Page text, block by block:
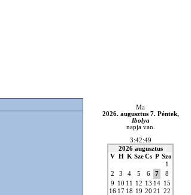
Ma
2026. augusztus 7. Péntek,
Ibolya
napja van.
3:42:49
2026 augusztus
V H K SzeCs P Szo
1
2
3 4 5 6 7
8
9
10 11 12 13 14 15
16 17 18 19 20 21
22